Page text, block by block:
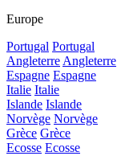
Europe
Portugal Portugal
AngleterreAngleterre
Espagne Espagne
Italie Italie
Islande Islande
Norvège Norvège
Grèce Grèce
Ecosse Ecosse